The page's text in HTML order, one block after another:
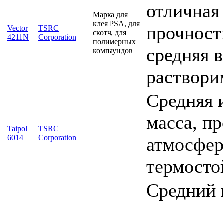
Vector
4211N
TSRC
Corporation
Марка для
клея PSA, для
скотч, для
полимерных
компаундов
средняя
Taipol
6014
TSRC
Corporation
Cредняя
масса,
Средний